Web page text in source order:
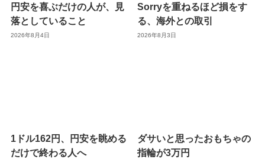
円安を喜ぶだけの人が、見
落としていること
2026年8月4日
Sorryを重ねるほど損をす
る、海外との取引
2026年8月3日
1ドル162円、円安を眺める
だけで終わる人へ
ダサいと思ったおもちゃの
指輪が3万円